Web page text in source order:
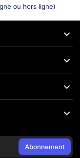
ou hors ligne)
Abonnement